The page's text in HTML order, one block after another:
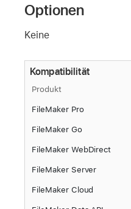
Optionen
Keine
Kompatibilität
Produkt
FileMaker Pro
FileMaker Go
FileMaker WebDirect
FileMaker Server
FileMaker Cloud